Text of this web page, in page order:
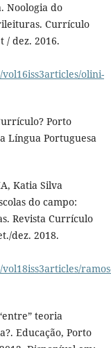
Noologia do
Currículo
/ dez. 2016.
olini-
Porto
Língua Portuguesa
Katia Silva
do campo:
Revista Currículo
dez. 2018.
teoria
Educação, Porto